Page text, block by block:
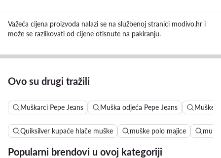
Važeća cijena proizvoda nalazi se na službenoj stranici modivo.hr i
može se razlikovati od cijene otisnute na pakiranju.
Ovo su drugi tražili
Muškarci Pepe Jeans Muška odjeća Pepe Jeans Muške
Quiksilver kupaće hlače muške muške polo majice
Popularni brendovi u ovoj kategoriji